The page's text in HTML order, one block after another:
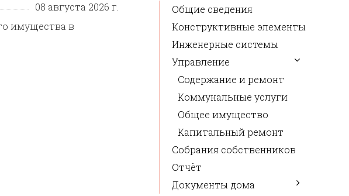
08 августа 2026 г.
имущества в
Общие сведения
Конструктивные элементы
Инженерные системы
Управление
Содержание и ремонт
Коммунальные услуги
Общее имущество
Капитальный ремонт
Собрания собственников
Отчёт
Документы дома